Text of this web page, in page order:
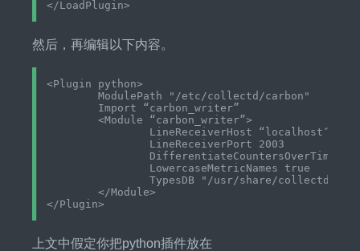
然后，再编辑以下内容。
<Plugin python>
	ModulePath "/etc/collectd/carbon"
	<Module “carbon_writer”>
		TypesDB "/usr/share/collectd/types.db"
	</Module>
上文中假定你把python插件放在